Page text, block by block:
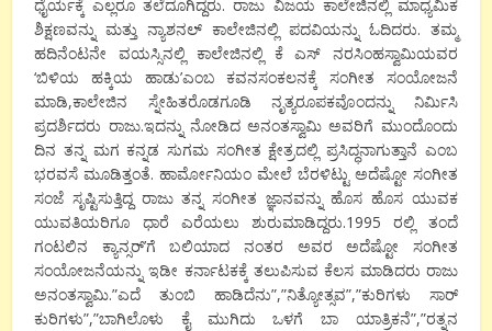
ಧೈರ್ಯಕ್ಕೆ ಎಲ್ಲರೂ ತಲೆದೂಗಿದ್ದರು. ರಾಜು ವಿಜಯ ಕಾಲೇಜಿನಲ್ಲಿ ಮಾಧ್ಯಮಿಕ
ಶಿಕ್ಷಣವನ್ನು ಮತ್ತು ನ್ಯಾಶನಲ್ ಕಾಲೇಜಿನಲ್ಲಿ ಪದವಿಯನ್ನು ಓದಿದರು. ತಮ್ಮ
ಹದಿನೆಂಟನೇ ವಯಸ್ಸಿನಲ್ಲಿ ಕಾಲೇಜಿನಲ್ಲಿ ಕೆ ಎಸ್ ನರಸಿಂಹಸ್ವಾಮಿಯವರ
‘ಬಿಳಿಯ ಹಕ್ಕಿಯ ಹಾಡು’ಎಂಬ ಕವನಸಂಕಲನಕ್ಕೆ ಸಂಗೀತ ಸಂಯೋಜನೆ
ಮಾಡಿ,ಕಾಲೇಜಿನ ಸ್ನೇಹಿತರೊಡಗೂಡಿ ನೃತ್ಯರೂಪಕವೊಂದನ್ನು ನಿರ್ಮಿಸಿ
ಪ್ರದರ್ಶಿದರು ರಾಜು.ಇದನ್ನು ನೋಡಿದ ಅನಂತಸ್ವಾಮಿ ಅವರಿಗೆ ಮುಂದೊಂದು
ದಿನ ತನ್ನ ಮಗ ಕನ್ನಡ ಸುಗಮ ಸಂಗೀತ ಕ್ಷೇತ್ರದಲ್ಲಿ ಪ್ರಸಿದ್ಧನಾಗುತ್ತಾನೆ ಎಂಬ
ಭರವಸೆ ಮೂಡಿತ್ತಂತೆ. ಹಾರ್ಮೋನಿಯಂ ಮೇಲೆ ಬೆರಳಿಟ್ಟು ಅದೆಷ್ಟೋ ಸಂಗೀತ
ಸಂಜೆ ಸೃಷ್ಟಿಸುತ್ತಿದ್ದ ರಾಜು ತನ್ನ ಸಂಗೀತ ಜ್ಞಾನವನ್ನು ಹೊಸ ಹೊಸ ಯುವಕ
ಯುವತಿಯರಿಗೂ ಧಾರೆ ಎರೆಯಲು ಶುರುಮಾಡಿದ್ದರು.1995 ರಲ್ಲಿ ತಂದೆ
ಗಂಟಲಿನ ಕ್ಯಾನ್ಸರ್’ಗೆ ಬಲಿಯಾದ ನಂತರ ಅವರ ಅದೆಷ್ಟೋ ಸಂಗೀತ
ಸಂಯೋಜನೆಯನ್ನು ಇಡೀ ಕರ್ನಾಟಕಕ್ಕೆ ತಲುಪಿಸುವ ಕೆಲಸ ಮಾಡಿದರು ರಾಜು
ಅನಂತಸ್ವಾಮಿ.”ಎದೆ ತುಂಬಿ ಹಾಡಿದೆನು”,”ನಿತ್ಯೋತ್ಸವ”,”ಕುರಿಗಳು ಸಾರ್
ಕುರಿಗಳು”,”ಬಾಗಿಲೊಳು ಕೈ ಮುಗಿದು ಒಳಗೆ ಬಾ ಯಾತ್ರಿಕನೆ”,”ರತ್ನನ